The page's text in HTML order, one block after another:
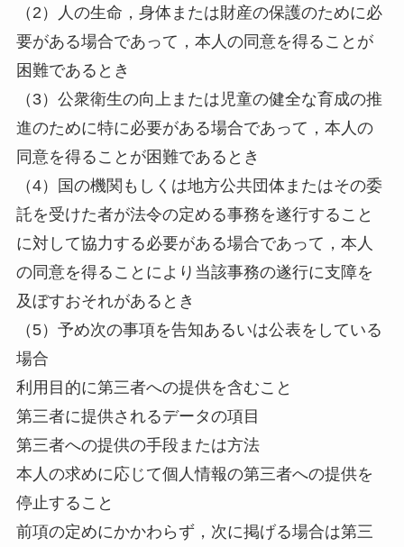
（2）人の生命，身体または財産の保護のために必
要がある場合であって，本人の同意を得ることが
困難であるとき
（3）公衆衛生の向上または児童の健全な育成の推
進のために特に必要がある場合であって，本人の
同意を得ることが困難であるとき
（4）国の機関もしくは地方公共団体またはその委
託を受けた者が法令の定める事務を遂行すること
に対して協力する必要がある場合であって，本人
の同意を得ることにより当該事務の遂行に支障を
及ぼすおそれがあるとき
（5）予め次の事項を告知あるいは公表をしている
場合
利用目的に第三者への提供を含むこと
第三者に提供されるデータの項目
第三者への提供の手段または方法
本人の求めに応じて個人情報の第三者への提供を
停止すること
前項の定めにかかわらず，次に掲げる場合は第三